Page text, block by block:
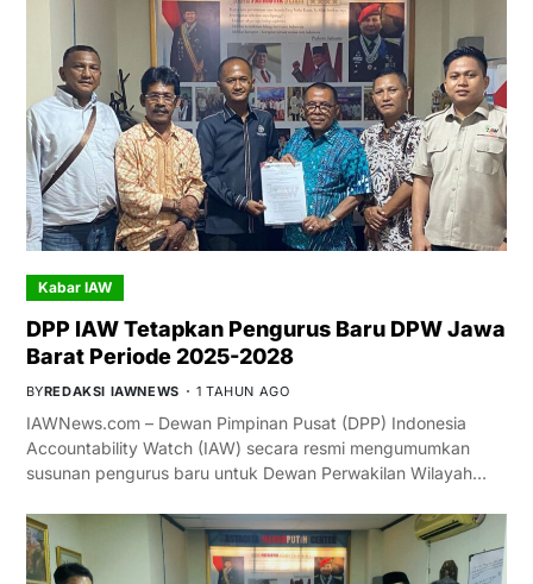
Kabar IAW
DPP IAW Tetapkan Pengurus Baru DPW Jawa
Barat Periode 2025-2028
BYREDAKSI IAWNEWS 1 TAHUN AGO
IAWNews.com – Dewan Pimpinan Pusat (DPP) Indonesia
Accountability Watch (IAW) secara resmi mengumumkan
susunan pengurus baru untuk Dewan Perwakilan Wilayah…